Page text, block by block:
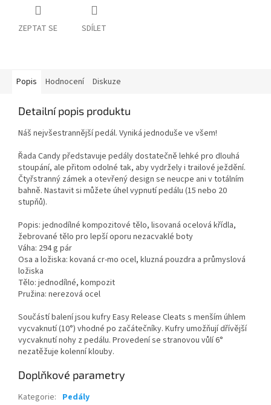
ZEPTAT SE SDÍLET
Popis Hodnocení Diskuze
Detailní popis produktu
Náš nejvšestrannější pedál. Vyniká jednoduše ve všem!
Řada Candy představuje pedály dostatečně lehké pro dlouhá
stoupání, ale přitom odolné tak, aby vydržely i trailové ježdění.
Čtyřstranný zámek a otevřený design se neucpe ani v totálním
bahně. Nastavit si můžete úhel vypnutí pedálu (15 nebo 20
stupňů).
Popis: jednodílné kompozitové tělo, lisovaná ocelová křídla,
žebrované tělo pro lepší oporu nezacvaklé boty
Váha: 294 g pár
Osa a ložiska: kovaná cr-mo ocel, kluzná pouzdra a průmyslová
ložiska
Tělo: jednodílné, kompozit
Pružina: nerezová ocel
Součástí balení jsou kufry Easy Release Cleats s menším úhlem
vycvaknutí (10°) vhodné po začátečníky. Kufry umožňují dřívější
vycvaknutí nohy z pedálu. Provedení se stranovou vůlí 6°
nezatěžuje kolenní klouby.
Doplňkové parametry
Kategorie: Pedály